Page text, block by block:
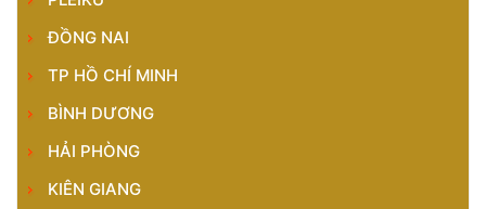
ĐỒNG NAI
TP HỒ CHÍ MINH
BÌNH DƯƠNG
HẢI PHÒNG
KIÊN GIANG